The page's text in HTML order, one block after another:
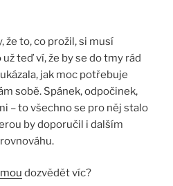
že to, co prožil, si musí
teď ví, že by se do tmy rád
jak moc potřebuje
sobě. Spánek, odpočinek,
– to všechno se pro něj stalo
by doporučil i dalším
dozvědět víc?